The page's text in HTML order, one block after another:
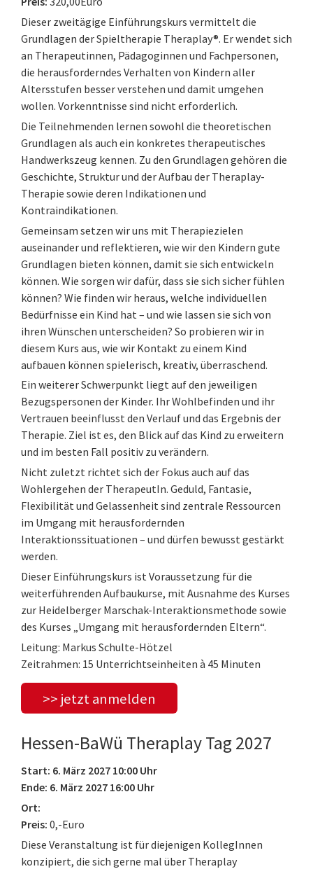
Dieser zweitägige Einführungskurs vermittelt die
Grundlagen der Spieltherapie Theraplay®. Er wendet sich
an Therapeutinnen, Pädagoginnen und Fachpersonen,
die herausforderndes Verhalten von Kindern aller
Altersstufen besser verstehen und damit umgehen
wollen. Vorkenntnisse sind nicht erforderlich.
Die Teilnehmenden lernen sowohl die theoretischen
Grundlagen als auch ein konkretes therapeutisches
Handwerkszeug kennen. Zu den Grundlagen gehören die
Geschichte, Struktur und der Aufbau der Theraplay-
Therapie sowie deren Indikationen und
Kontraindikationen.
Gemeinsam setzen wir uns mit Therapiezielen
auseinander und reflektieren, wie wir den Kindern gute
Grundlagen bieten können, damit sie sich entwickeln
können. Wie sorgen wir dafür, dass sie sich sicher fühlen
können? Wie finden wir heraus, welche individuellen
Bedürfnisse ein Kind hat – und wie lassen sie sich von
ihren Wünschen unterscheiden? So probieren wir in
diesem Kurs aus, wie wir Kontakt zu einem Kind
aufbauen können spielerisch, kreativ, überraschend.
Ein weiterer Schwerpunkt liegt auf den jeweiligen
Bezugspersonen der Kinder. Ihr Wohlbefinden und ihr
Vertrauen beeinflusst den Verlauf und das Ergebnis der
Therapie. Ziel ist es, den Blick auf das Kind zu erweitern
und im besten Fall positiv zu verändern.
Nicht zuletzt richtet sich der Fokus auch auf das
Wohlergehen der TherapeutIn. Geduld, Fantasie,
Flexibilität und Gelassenheit sind zentrale Ressourcen
im Umgang mit herausfordernden
Interaktionssituationen – und dürfen bewusst gestärkt
werden.
Dieser Einführungskurs ist Voraussetzung für die
weiterführenden Aufbaukurse, mit Ausnahme des Kurses
zur Heidelberger Marschak-Interaktionsmethode sowie
des Kurses „Umgang mit herausfordernden Eltern“.
Leitung: Markus Schulte-Hötzel
Zeitrahmen: 15 Unterrichtseinheiten à 45 Minuten
>> jetzt anmelden
Hessen-BaWü Theraplay Tag 2027
Start: 6. März 2027 10:00 Uhr
Ende: 6. März 2027 16:00 Uhr
Ort:
Preis: 0,-Euro
Diese Veranstaltung ist für diejenigen KollegInnen
konzipiert, die sich gerne mal über Theraplay